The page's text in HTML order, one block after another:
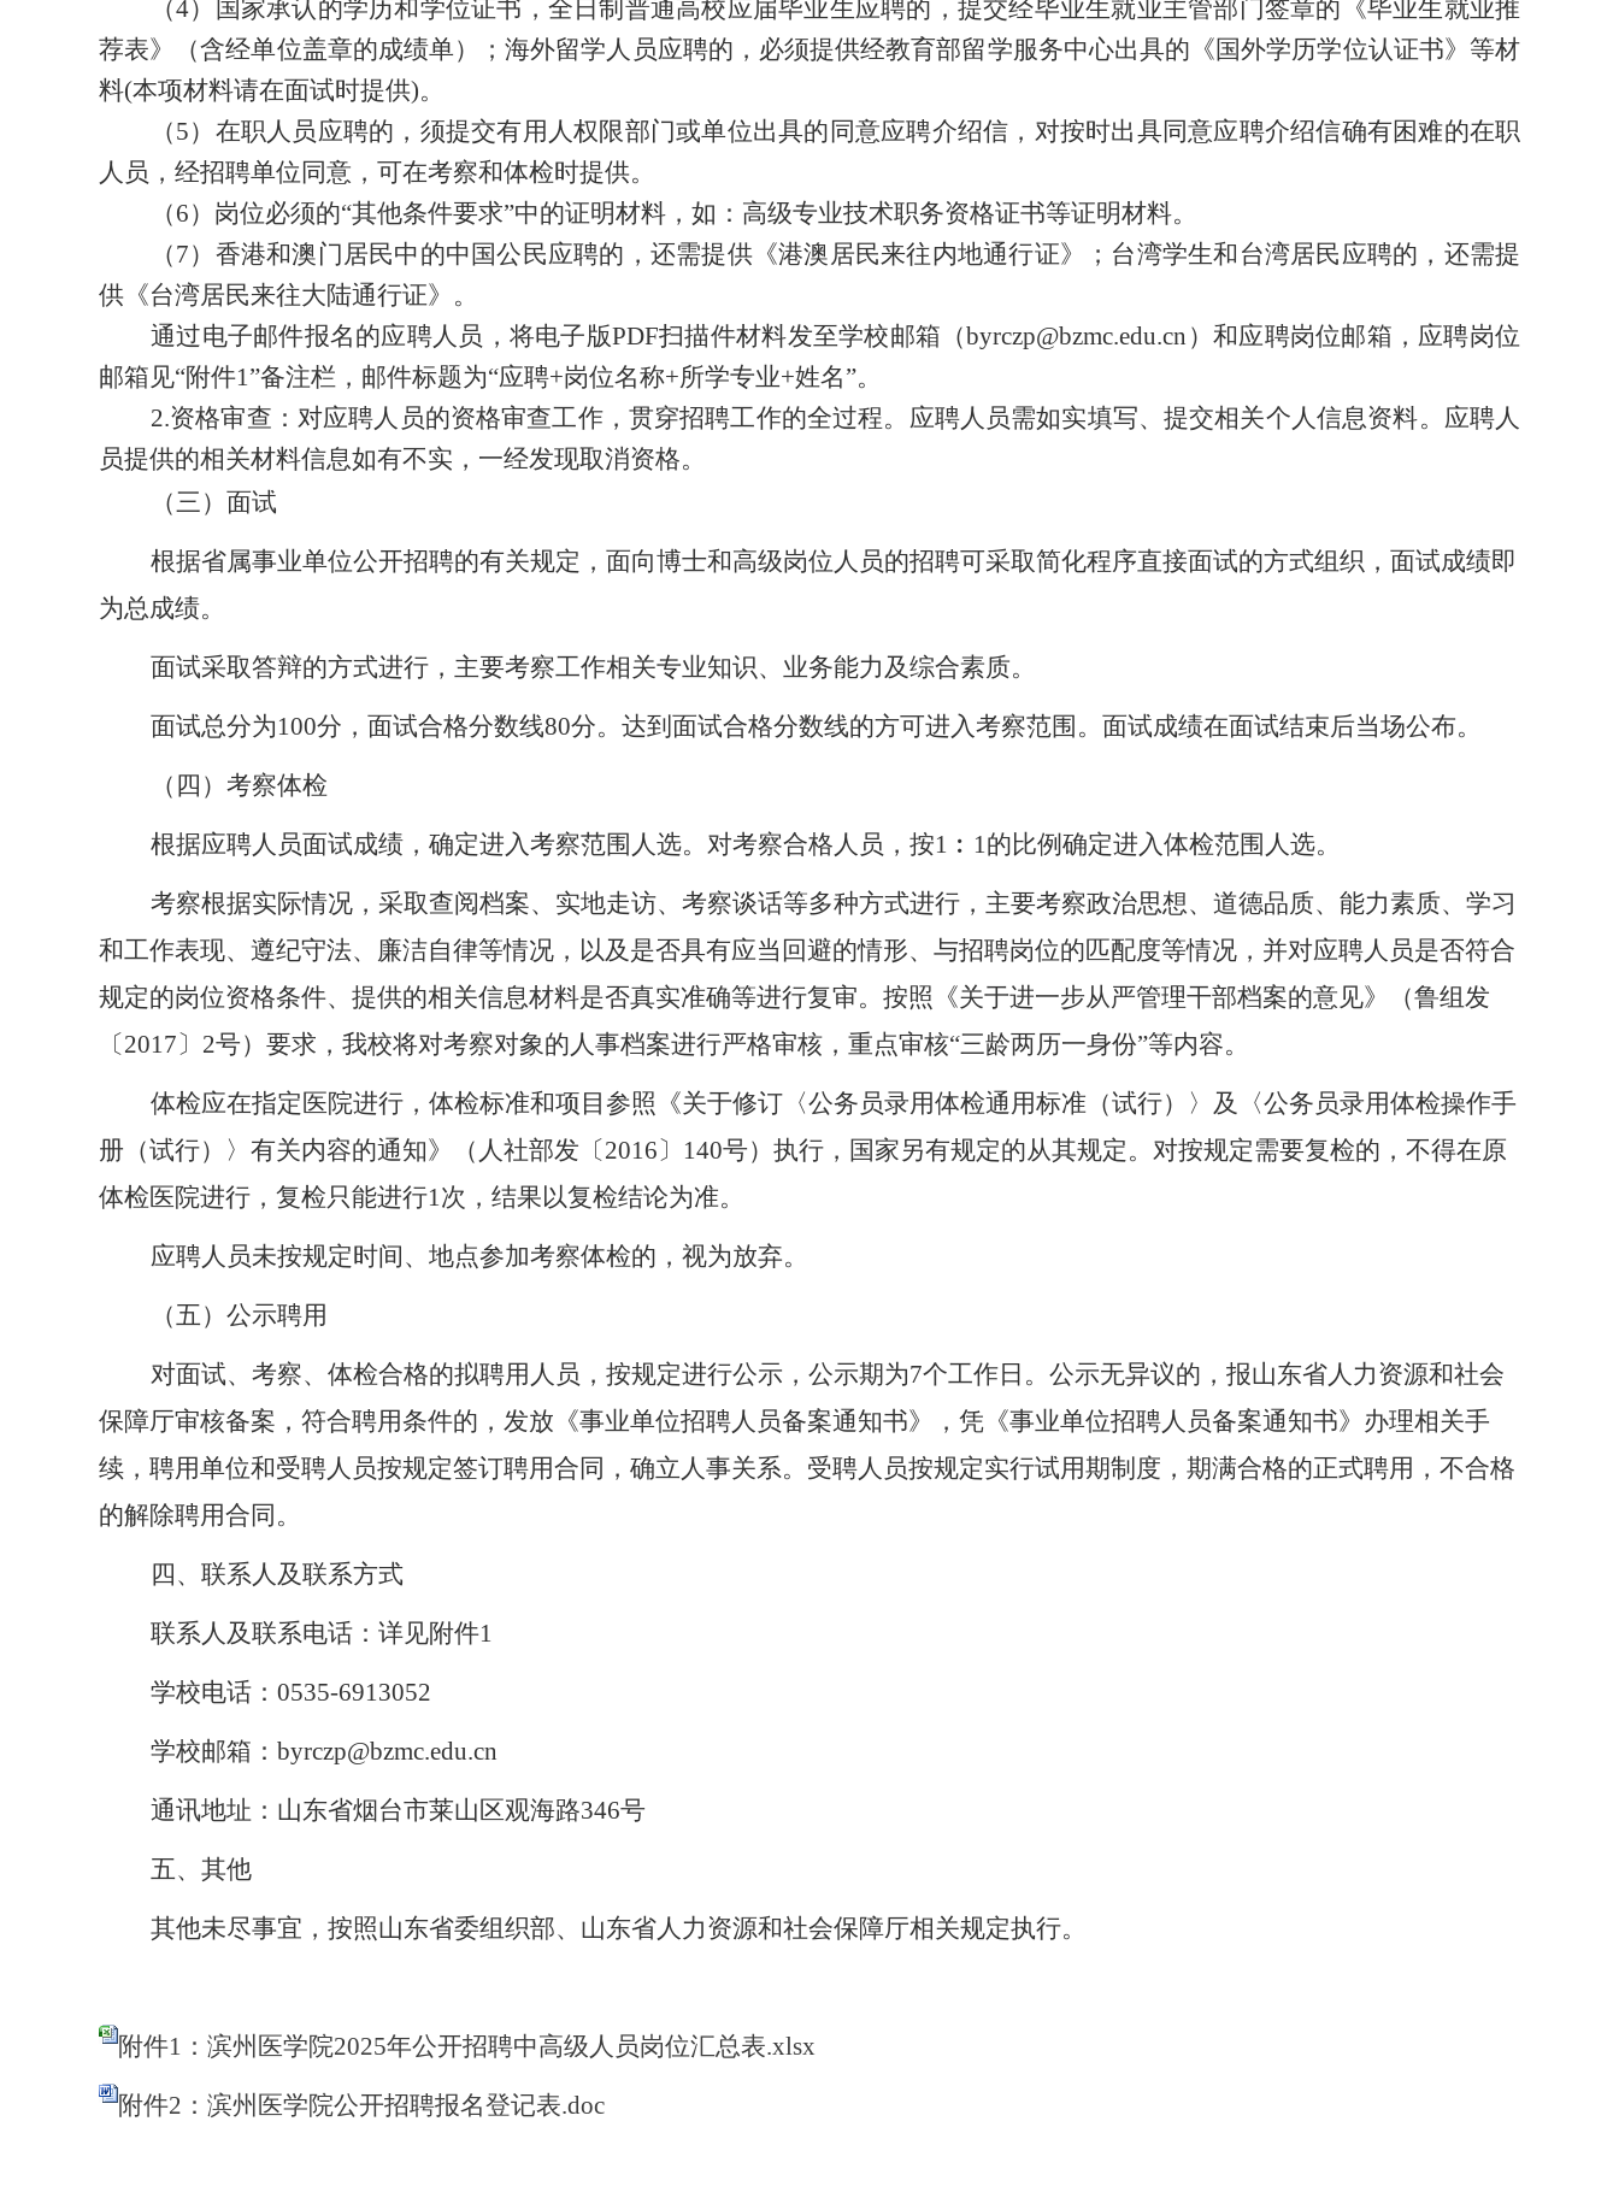
（4）国家承认的学历和学位证书，全日制普通高校应届毕业生应聘的，提交经毕业生就业主管部门签章的《毕业生就业推
荐表》（含经单位盖章的成绩单）；海外留学人员应聘的，必须提供经教育部留学服务中心出具的《国外学历学位认证书》等材
料(本项材料请在面试时提供)。
（5）在职人员应聘的，须提交有用人权限部门或单位出具的同意应聘介绍信，对按时出具同意应聘介绍信确有困难的在职
人员，经招聘单位同意，可在考察和体检时提供。
（6）岗位必须的“其他条件要求”中的证明材料，如：高级专业技术职务资格证书等证明材料。
（7）香港和澳门居民中的中国公民应聘的，还需提供《港澳居民来往内地通行证》；台湾学生和台湾居民应聘的，还需提
供《台湾居民来往大陆通行证》。
通过电子邮件报名的应聘人员，将电子版PDF扫描件材料发至学校邮箱（byrczp@bzmc.edu.cn）和应聘岗位邮箱，应聘岗位
邮箱见“附件1”备注栏，邮件标题为“应聘+岗位名称+所学专业+姓名”。
2.资格审查：对应聘人员的资格审查工作，贯穿招聘工作的全过程。应聘人员需如实填写、提交相关个人信息资料。应聘人
员提供的相关材料信息如有不实，一经发现取消资格。
（三 ）面试
根据省属事业单位公开招聘的有关规定，面向博士和高级岗位人员的招聘可采取简化程序直接面试的方式组织，面试成绩即
为总成绩。
面试采取答辩的方式进行，主要考察工作相关专业知识、业务能力及综合素质。
面试总分为100分，面试合格分数线80分。达到面试合格分数线的方可进入考察范围。面试成绩在面试结束后当场公布。
（ 四 ）考察体检
根据应聘人员面试成绩，确定进入考察范围人选。对考察合格人员，按1 ︰ 1的比例确定进入体检范围人选。
考察根据实际情况，采取查阅档案、实地走访、考察谈话等多种方式进行，主要考察政治思想、道德品质、能力素质、学习
和工作表现、遵纪守法、廉洁自律等情况，以及是否具有应当回避的情形、与招聘岗位的匹配度等情况，并对应聘人员是否符合
规定的岗位资格条件、提供的相关信息材料是否真实准确等进行复审。按照《关于进一步从严管理干部档案的意见》（鲁组发
〔2017〕2号）要求，我校将对考察对象的人事档案进行严格审核，重点审核“三龄两历一身份”等内容。
体检应在指定医院进行，体检标准和项目参照《关于修订〈公务员录用体检通用标准（试行）〉及〈公务员录用体检操作手
册（试行）〉有关内容的通知》（人社部发〔2016〕140号）执行，国家另有规定的从其规定。对按规定需要复检的，不得在原
体检医院进行，复检只能进行1次，结果以复检结论为准。
应聘人员未按规定时间、地点参加考察体检的，视为放弃。
（五）公示聘用
对面试、考察、体检合格的拟聘用人员， 按规定进行公示，公示期为7个工作日。公示无异议的，报山东省人力资源和社会
保障厅审核备案，符合聘用条件的，发放《事业单位招聘人员备案通知书》，凭《事业单位招聘人员备案通知书》办理相关手
续，聘用单位和受聘人员按规定签订聘用合同，确立人事关系。受聘人员按规定实行试用期制度 ，期满合格的正式聘用，不合格
的解除聘用合同。
四、联系人及联系方式
联系人及联系电话：详见附件1
学校电话： 0535-6913052
学校邮箱： byrczp@bzmc.edu.cn
通讯地址：山东省烟台市莱山区观海路346号
五、其他
其他未尽事宜，按照山东省委组织部、山东省人力资源和社会保障厅相关规定执行。
附件1：滨州医学院2025年公开招聘中高级人员岗位汇总表.xlsx
附件2：滨州医学院公开招聘报名登记表.doc